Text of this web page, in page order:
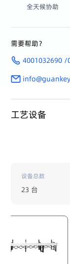
全天候协助
需要帮助？
4001032690 /
工艺设备
设备总数
23 台